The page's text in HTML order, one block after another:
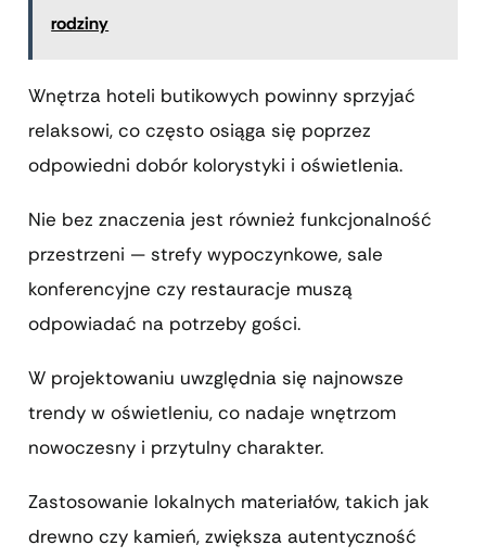
rodziny
Wnętrza hoteli butikowych powinny sprzyjać
relaksowi, co często osiąga się poprzez
odpowiedni dobór kolorystyki i oświetlenia.
Nie bez znaczenia jest również funkcjonalność
przestrzeni — strefy wypoczynkowe, sale
konferencyjne czy restauracje muszą
odpowiadać na potrzeby gości.
W projektowaniu uwzględnia się najnowsze
trendy w oświetleniu, co nadaje wnętrzom
nowoczesny i przytulny charakter.
Zastosowanie lokalnych materiałów, takich jak
drewno czy kamień, zwiększa autentyczność